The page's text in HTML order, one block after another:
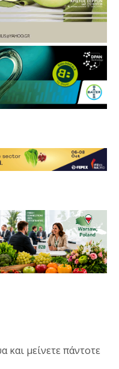
και μείνετε πάντοτε